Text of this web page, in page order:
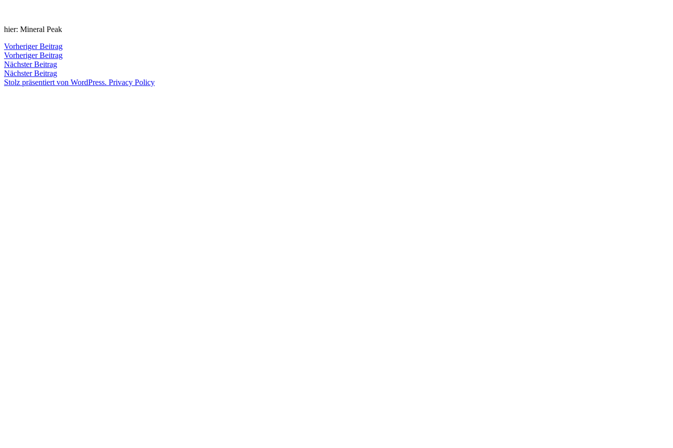
springen
von
Juli
Januar
2020
einen
zu
hier: Mineral Peak
Veröffentlicht
von
snhpfr
31.
Juli
20154.
Januar
Veröffentlicht
in
Uncategorized
Beitragsnavigation
Vorheriger BeitragVorheriger
Beitrag:
Vorheriger Beitrag
Nächster BeitragNächster
Beitrag:
Nächster Beitrag
Stolz präsentiert von WordPress. Privacy Policy